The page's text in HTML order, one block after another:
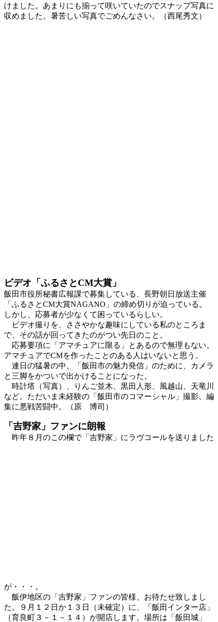
けました。あまりにも揃って咲いていたのでスナップ写真に
収めました。暑苦しい写真でごめんなさい。（西尾秀文）
ビデオ「ふるさとCM大賞」
飯田市役所秘書広報課で募集している、長野朝日放送主催
「ふるさとCM大賞NAGANO」の締め切りが迫っている。
しかし、応募者が少なくて困っているらしい。
ビデオ撮りを、ささやかな趣味にしている私のところま
で、その話が回ってきたのがつい先日のこと。
応募要項に「アマチュアに限る」とあるので無理もない。
アマチュアでCMを作ったことのある人はいないと思う。
連日の猛暑の中、「飯田市の魅力発信」のために、カメラ
と三脚をかついで出かけることになった。
時計塔（写真）、りんご並木、黒田人形、風越山、天竜川
など。ただいま未経験の「飯田市のコマーシャル」撮影、編
集に悪戦苦闘中。（原 博司）
「吉野家」ファンに朗報
昨年８月のこの欄で「吉野家」にラヴコールを送りました
が・・・。
飯伊地区の「吉野家」ファンの皆様、お待たせ致しまし
た。９月１２日か１３日（未確定）に、「飯田インター店」
（育良町３－１－１４）が開店します。場所は「飯田城」